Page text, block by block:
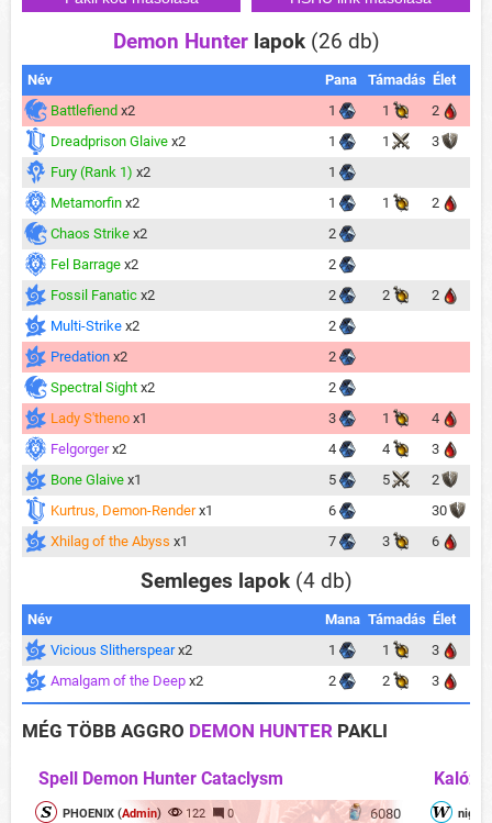
Demon Hunterlapok (26 db)
Név Pana Támadás Élet
Battlefiend x2 1 1
2
Dreadprison Glaive x2 1 1
3
Fury (Rank 1) x2
1
Metamorfin x2 1 1
2
Chaos Strike x2
2
Fel Barrage x2
2
Fossil Fanatic x2 2 2
2
Multi-Strike x2
2
Predation x2
2
Spectral Sight x2
2
Lady S'theno x1 3 1
4
Felgorger x2 4 4
3
Bone Glaive x1 5 5
2
Kurtrus, Demon-Render x1 6
30
Xhilag of the Abyss x1 7 3 6
Semleges lapok (4 db)
Név Mana Támadás Élet
Vicious Slitherspear x2 1 1
3
Amalgam of the Deep x2 2 2 3
MÉG TÖBB AGGRO DEMON HUNTER PAKLI
Spell Demon Hunter Cataclysm
6080
PHOENIX (Admin) 122 0